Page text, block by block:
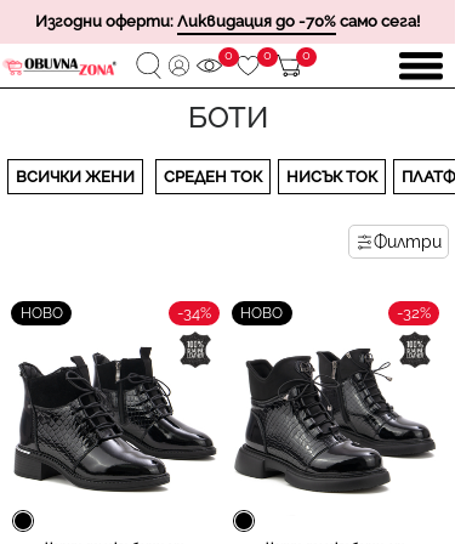
Изгодни оферти: Ликвидация до -70% само сега!
0 0 0
БОТИ
ВСИЧКИ ЖЕНИ СРЕДЕН ТОК НИСЪК ТОК
Филтри
НОВО -34% НОВО -32%